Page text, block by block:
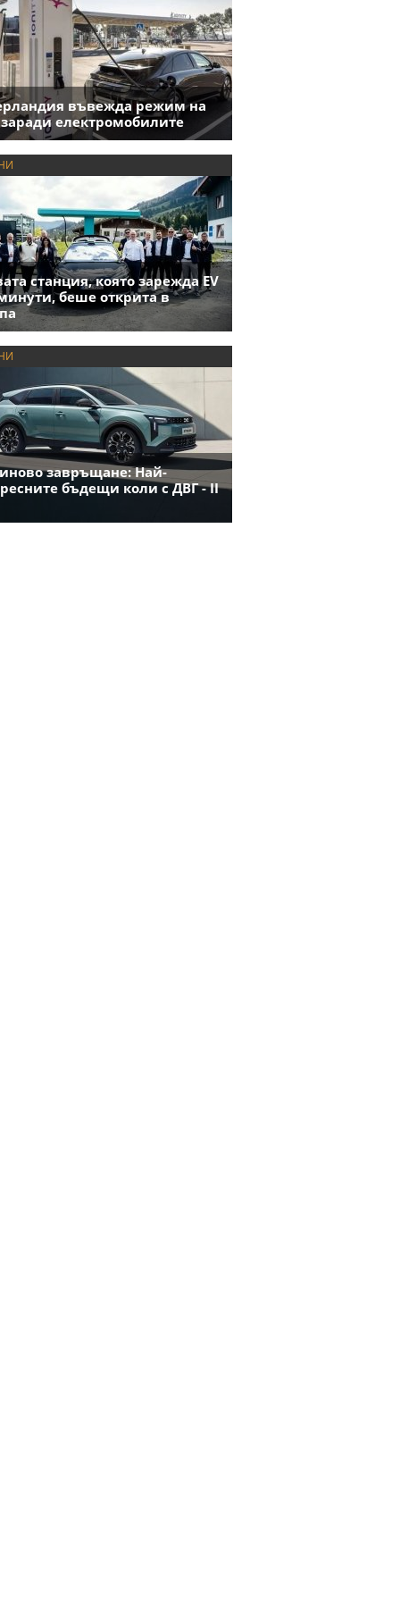
въвежда режим на
заради електромобилите
станция, която зарежда EV
беше открита в
завръщане: Най-
бъдещи коли с ДВГ - II